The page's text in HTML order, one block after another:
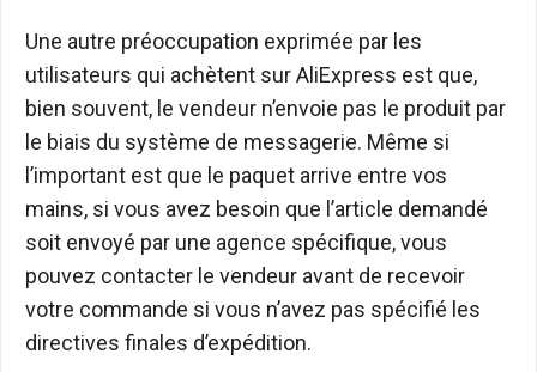
Une autre préoccupation exprimée par les
utilisateurs qui achètent sur AliExpress est que,
bien souvent, le vendeur n’envoie pas le produit par
le biais du système de messagerie. Même si
l’important est que le paquet arrive entre vos
mains, si vous avez besoin que l’article demandé
soit envoyé par une agence spécifique, vous
pouvez contacter le vendeur avant de recevoir
votre commande si vous n’avez pas spécifié les
directives finales d’expédition.